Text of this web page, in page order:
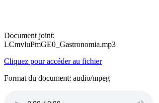
Document joint:
LCmvluPmGE0_Gastronomia.mp3
Cliquez pour accéder au fichier
Format du document: audio/mpeg